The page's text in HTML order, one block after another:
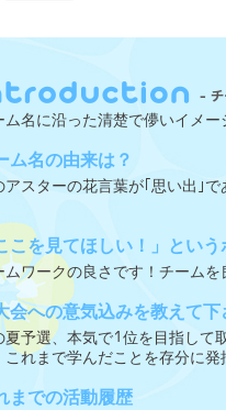
ム名に沿った清楚で儚いイメ
ム名の由来は？
アスターの花言葉が｢思い出｣
こを見てほしい！」という
ムワークの良さです！チーム
会への意気込みを教えて下
夏予選、本気で1位を目指して
これまで学んだことを存分に発
までの活動履歴